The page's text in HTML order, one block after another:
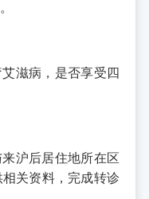
滋病，是否享受四
沪后居住地所在区
关资料，完成转诊